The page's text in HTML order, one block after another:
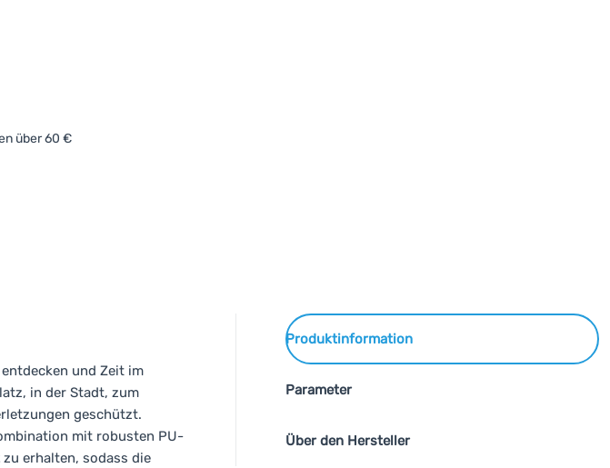
über 60 €
Produktinformation
Parameter
Über den Hersteller
und Zeit im
in der Stadt, zum
geschützt.
mit robusten PU-
zu erhalten, sodass die